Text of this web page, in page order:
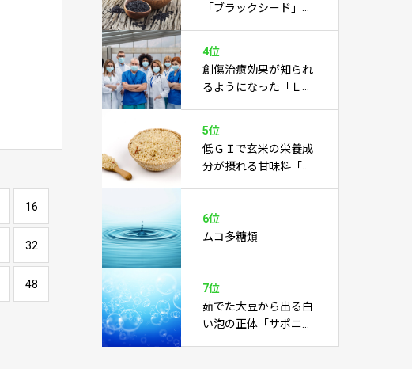
16
32
48
「ブラックシード」は
4位
創傷治癒効果が知られ
るようになった「Ｌカ
5位
低ＧＩで玄米の栄養成
分が摂れる甘味料「玄
6位
ムコ多糖類
7位
茹でた大豆から出る白
い泡の正体「サポニ